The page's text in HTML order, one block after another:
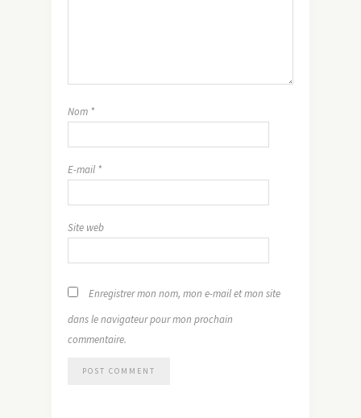
Nom *
E-mail *
Site web
Enregistrer mon nom, mon e-mail et mon site
dans le navigateur pour mon prochain
commentaire.